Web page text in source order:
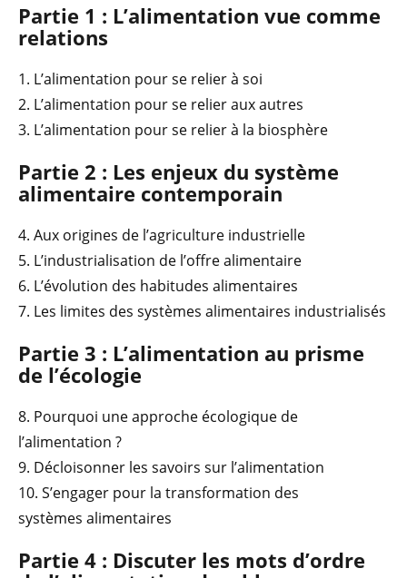
Partie 1 : L’alimentation vue comme
relations
1. L’alimentation pour se relier à soi
2. L’alimentation pour se relier aux autres
3. L’alimentation pour se relier à la biosphère
Partie 2 : Les enjeux du système
alimentaire contemporain
4. Aux origines de l’agriculture industrielle
5. L’industrialisation de l’offre alimentaire
6. L’évolution des habitudes alimentaires
7. Les limites des systèmes alimentaires industrialisés
Partie 3 : L’alimentation au prisme
de l’écologie
8. Pourquoi une approche écologique de
l’alimentation ?
9. Décloisonner les savoirs sur l’alimentation
10. S’engager pour la transformation des
systèmes alimentaires
Partie 4 : Discuter les mots d’ordre